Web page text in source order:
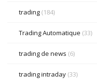
trading (184)
Trading Automatique (33)
trading de news (6)
trading intraday (33)